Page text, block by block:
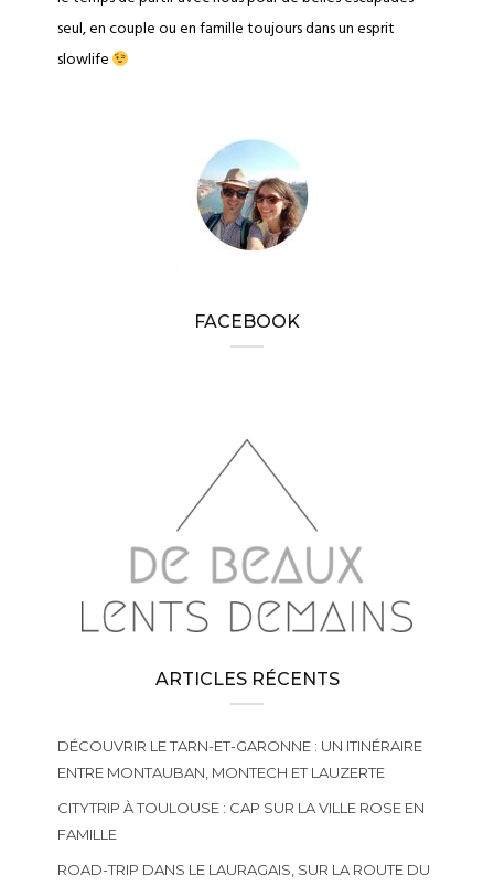
seul, en couple ou en famille toujours dans un esprit
slowlife
FACEBOOK
ARTICLES RÉCENTS
DÉCOUVRIR LE TARN-ET-GARONNE : UN ITINÉRAIRE
ENTRE MONTAUBAN, MONTECH ET LAUZERTE
CITYTRIP À TOULOUSE : CAP SUR LA VILLE ROSE EN
FAMILLE
ROAD-TRIP DANS LE LAURAGAIS, SUR LA ROUTE DU